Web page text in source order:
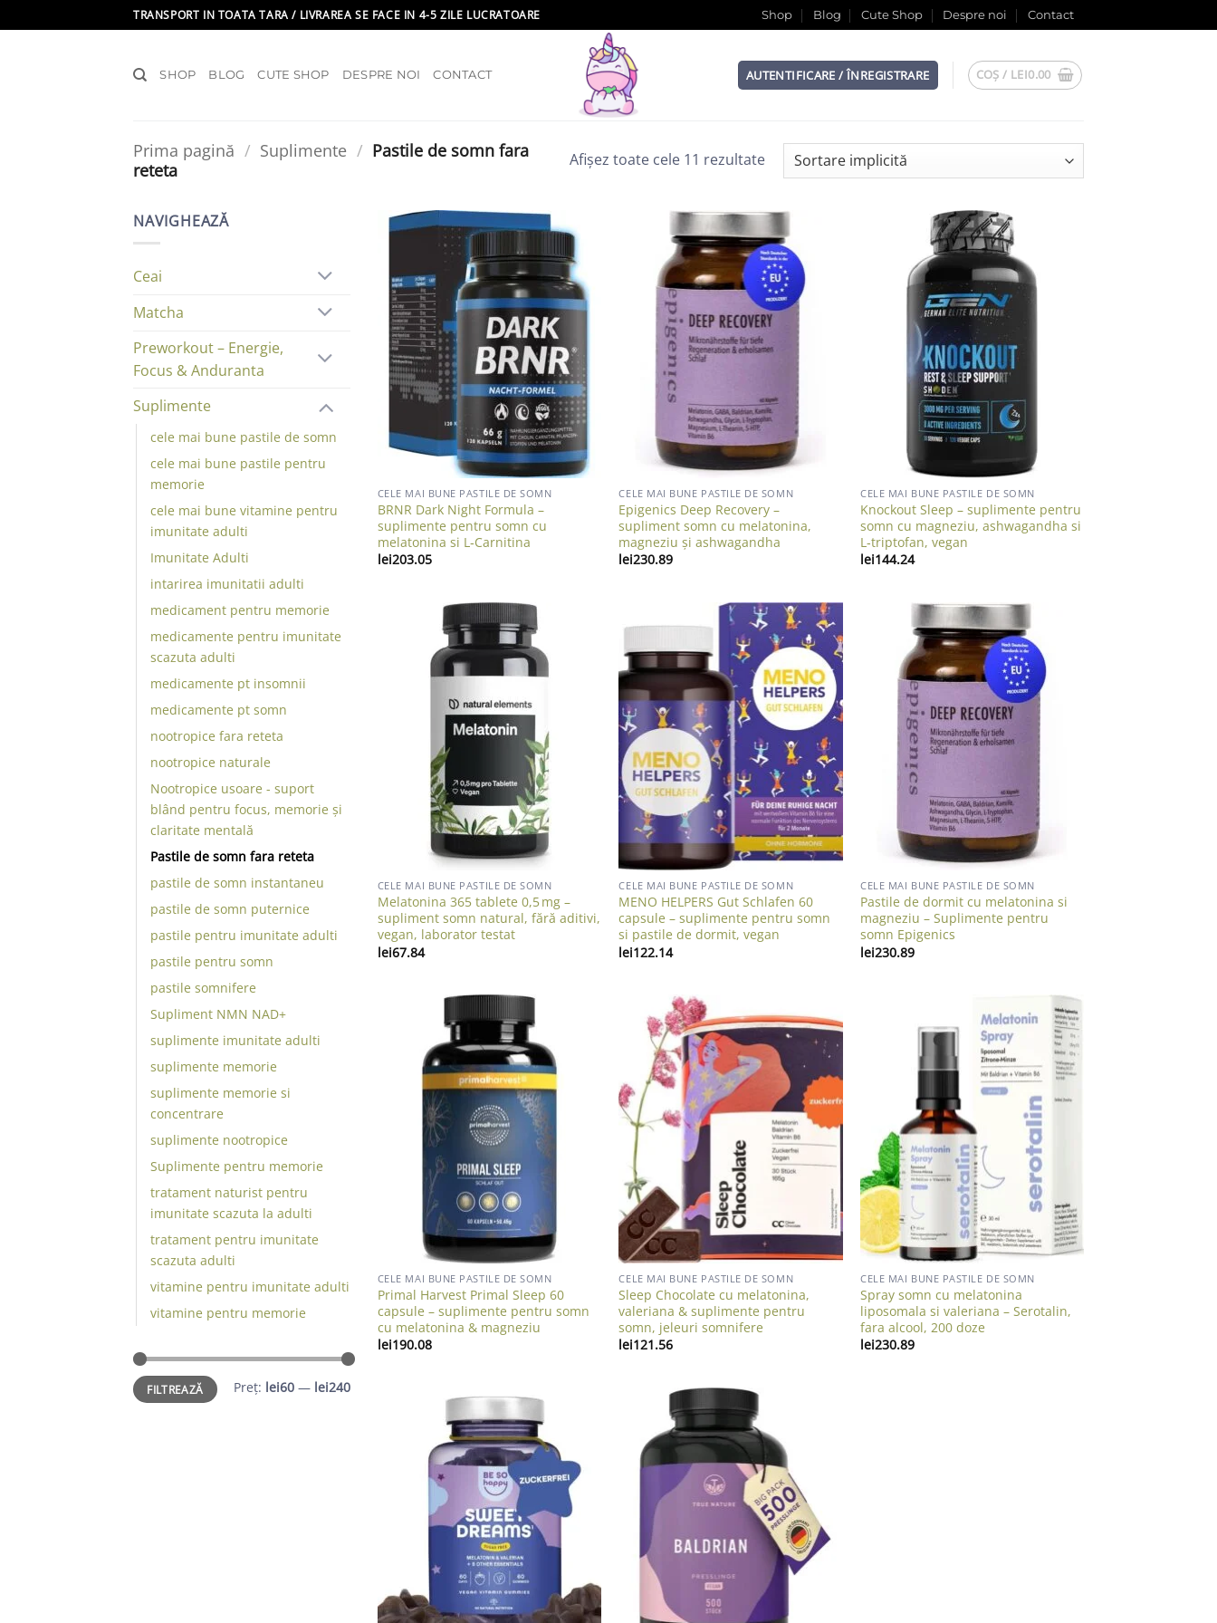
to
TRANSPORT IN TOATA TARA / LIVRAREA SE FACE IN 4-5 ZILE LUCRATOARE Shop Blog Cute Shop Despre noi Contact
SHOP BLOG CUTE SHOP DESPRE NOI CONTACT AUTENTIFICARE / ÎNREGISTRARE COȘ / LEI0.00
Prima pagină / Suplimente / Pastile de somn fara
reteta
Afișez toate cele 11 rezultate
NAVIGHEAZĂ
Ceai
Matcha
Preworkout – Energie,
Focus & Anduranta
Suplimente
cele mai bune pastile de somn
cele mai bune pastile pentru
memorie
cele mai bune vitamine pentru
imunitate adulti
Imunitate Adulti
intarirea imunitatii adulti
medicament pentru memorie
medicamente pentru imunitate
scazuta adulti
medicamente pt insomnii
medicamente pt somn
nootropice fara reteta
nootropice naturale
Nootropice usoare - suport
blând pentru focus, memorie și
claritate mentală
Pastile de somn fara reteta
pastile de somn instantaneu
pastile de somn puternice
pastile pentru imunitate adulti
pastile pentru somn
pastile somnifere
Supliment NMN NAD+
suplimente imunitate adulti
suplimente memorie
suplimente memorie si
concentrare
suplimente nootropice
Suplimente pentru memorie
tratament naturist pentru
imunitate scazuta la adulti
tratament pentru imunitate
scazuta adulti
vitamine pentru imunitate adulti
vitamine pentru memorie
Preț
minim
Preț
maxim
FILTREAZĂ Preț: lei60 — lei240
Add to wishlist
CELE MAI BUNE PASTILE DE SOMN
BRNR Dark Night Formula –
suplimente pentru somn cu
melatonina si L‑Carnitina
lei203.05
Add to wishlist
CELE MAI BUNE PASTILE DE SOMN
Epigenics Deep Recovery –
supliment somn cu melatonina,
magneziu și ashwagandha
lei230.89
Add to wishlist
CELE MAI BUNE PASTILE DE SOMN
Knockout Sleep – suplimente pentru
somn cu magneziu, ashwagandha si
L‑triptofan, vegan
lei144.24
Add to wishlist
CELE MAI BUNE PASTILE DE SOMN
Melatonina 365 tablete 0,5 mg –
supliment somn natural, fără aditivi,
vegan, laborator testat
lei67.84
Add to wishlist
CELE MAI BUNE PASTILE DE SOMN
MENO HELPERS Gut Schlafen 60
capsule – suplimente pentru somn
si pastile de dormit, vegan
lei122.14
Add to wishlist
CELE MAI BUNE PASTILE DE SOMN
Pastile de dormit cu melatonina si
magneziu – Suplimente pentru
somn Epigenics
lei230.89
Add to wishlist
CELE MAI BUNE PASTILE DE SOMN
Primal Harvest Primal Sleep 60
capsule – suplimente pentru somn
cu melatonina & magneziu
lei190.08
Add to wishlist
CELE MAI BUNE PASTILE DE SOMN
Sleep Chocolate cu melatonina,
valeriana & suplimente pentru
somn, jeleuri somnifere
lei121.56
Add to wishlist
CELE MAI BUNE PASTILE DE SOMN
Spray somn cu melatonina
liposomala si valeriana – Serotalin,
fara alcool, 200 doze
lei230.89
Add to wishlist Add to wishlist